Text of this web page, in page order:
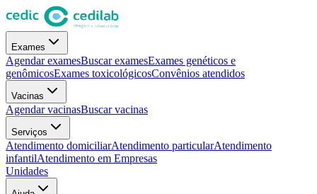
Exames
Agendar examesBuscar examesExames genéticos e
genômicosExames toxicológicosConvênios atendidos
Vacinas
Agendar vacinasBuscar vacinas
Serviços
Atendimento domiciliarAtendimento particularAtendimento
infantilAtendimento em Empresas
Unidades